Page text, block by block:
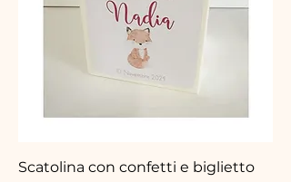
Scatolina con confetti e biglietto